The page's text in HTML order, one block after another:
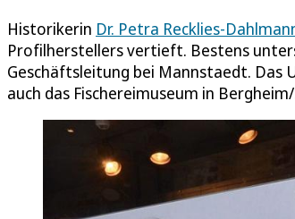
Historikerin Dr. Petra Recklies-
Profilherstellers vertieft. Bestens
Geschäftsleitung bei Mannstaedt. Das
auch das Fischereimuseum in